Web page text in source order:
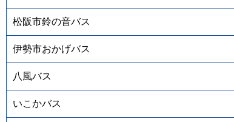
松阪市鈴の音バス
伊勢市おかげバス
八風バス
いこかバス